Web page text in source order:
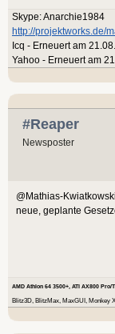
Skype: Anarchie1984
http://projektworks.de/
Icq - Erneuert am
Yahoo - Erneuert am
#Reaper
Newsposter
@Mathias-
neue, geplante
AMD Athlon 64 3500+, ATI AX800 Pro/
Blitz3D, BlitzMax, MaxGUI, Monkey